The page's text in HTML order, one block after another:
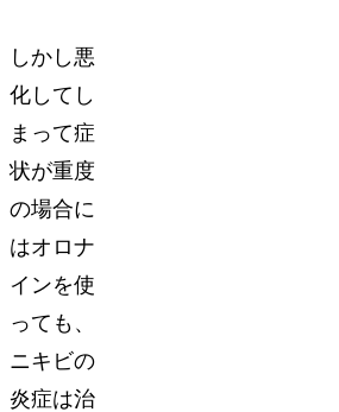
しかし悪
化してし
まって症
状が重度
の場合に
はオロナ
インを使
っても、
ニキビの
炎症は治